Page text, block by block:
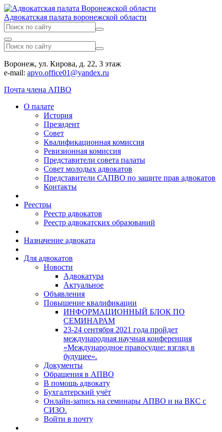
Адвокатская палата воронежской области
Воронеж, ул. Кирова, д. 22, 3 этаж
e-mail: apvo.office01@yandex.ru
Почта члена АПВО
О палате
История
Президент
Совет
Квалификационная комиссия
Ревизионная комиссия
Представители совета палаты
Совет молодых адвокатов
Представители САПВО по защите прав адвокатов
Контакты
Реестры
Реестр адвокатов
Реестр адвокатских образований
Назначение адвоката
Для адвокатов
Новости
Адвокатура
Актуальное
Объявления
Повышение квалификации
ИНФОРМАЦИОННЫЙ БЛОК ПО
СЕМИНАРАМ
23-24 сентября 2021 года пройдет
международная научная конференция
«Международное правосудие: взгляд в
будущее».
Документы
Обращения в АПВО
В помощь адвокату
Бухгалтерский учёт
Онлайн-запись на семинары АПВО и на ВКС с
СИЗО.
Войти в почту